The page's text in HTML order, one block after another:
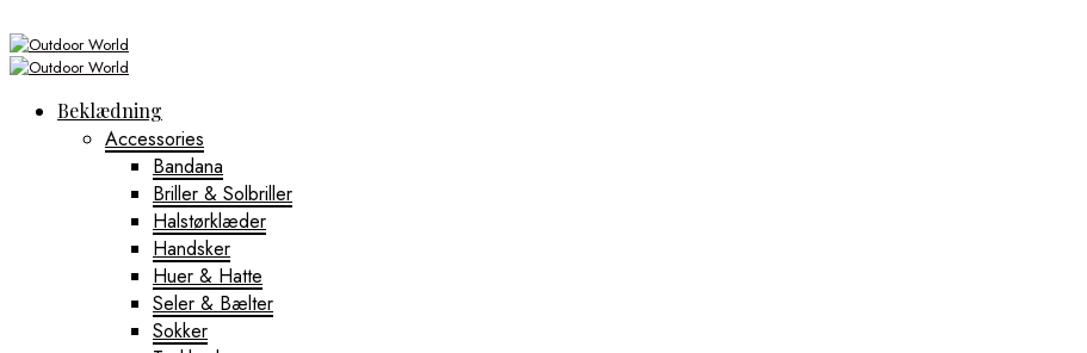
Beklædning
Accessories
Bandana
Briller & Solbriller
Halstørklæder
Handsker
Huer & Hatte
Seler & Bælter
Sokker